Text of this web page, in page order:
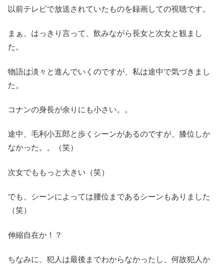
以前テレビで放送されていたものを録画しての視聴です。
まぁ、はっきり言って、飲みながら長女と次女と観まし
た。
物語は淡々と進んでいくのですが、私は途中で気づきまし
た。
コナンの身長が余りにも小さい。。
途中、毛利小五郎と歩くシーンがあるのですが、膝位しか
なかった。。（笑）
次女でももっと大きい（笑）
でも、シーンによっては腰位まであるシーンもありました
（笑）
伸縮自在か！？
ちなみに、犯人は最後までわからなかったし、何故犯人か